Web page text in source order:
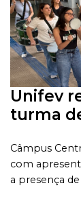
Unifev
turma
Câmpus
com
a presença